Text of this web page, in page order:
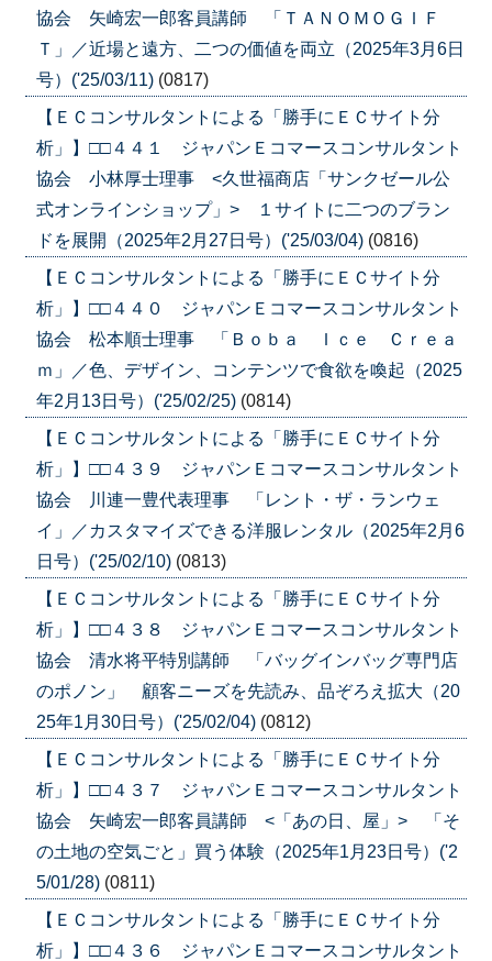
協会 矢崎宏一郎客員講師 「ＴＡＮＯＭＯＧＩＦ
Ｔ」／近場と遠方、二つの価値を両立（2025年3月6日
号）('25/03/11) (0817)
【ＥＣコンサルタントによる「勝手にＥＣサイト分
析」】□□４４１ ジャパンＥコマースコンサルタント
協会 小林厚士理事 <久世福商店「サンクゼール公
式オンラインショップ」> １サイトに二つのブラン
ドを展開（2025年2月27日号）('25/03/04) (0816)
【ＥＣコンサルタントによる「勝手にＥＣサイト分
析」】□□４４０ ジャパンＥコマースコンサルタント
協会 松本順士理事 「Ｂｏｂａ Ｉｃｅ Ｃｒｅａ
ｍ」／色、デザイン、コンテンツで食欲を喚起（2025
年2月13日号）('25/02/25) (0814)
【ＥＣコンサルタントによる「勝手にＥＣサイト分
析」】□□４３９ ジャパンＥコマースコンサルタント
協会 川連一豊代表理事 「レント・ザ・ランウェ
イ」／カスタマイズできる洋服レンタル（2025年2月6
日号）('25/02/10) (0813)
【ＥＣコンサルタントによる「勝手にＥＣサイト分
析」】□□４３８ ジャパンＥコマースコンサルタント
協会 清水将平特別講師 「バッグインバッグ専門店
のポノン」 顧客ニーズを先読み、品ぞろえ拡大（20
25年1月30日号）('25/02/04) (0812)
【ＥＣコンサルタントによる「勝手にＥＣサイト分
析」】□□４３７ ジャパンＥコマースコンサルタント
協会 矢崎宏一郎客員講師 <「あの日、屋」> 「そ
の土地の空気ごと」買う体験（2025年1月23日号）('2
5/01/28) (0811)
【ＥＣコンサルタントによる「勝手にＥＣサイト分
析」】□□４３６ ジャパンＥコマースコンサルタント